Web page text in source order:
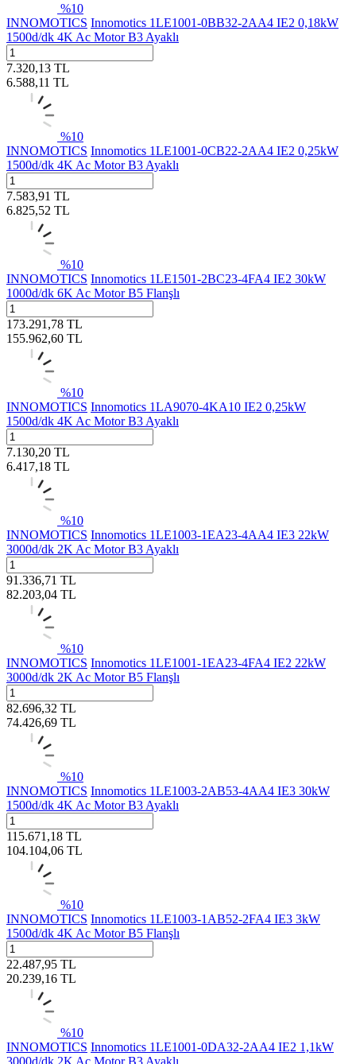
%10
INNOMOTICS Innomotics 1LE1001-0BB32-2AA4 IE2 0,18kW
1500d/dk 4K Ac Motor B3 Ayaklı
7.320,13 TL
6.588,11 TL
%10
INNOMOTICS Innomotics 1LE1001-0CB22-2AA4 IE2 0,25kW
1500d/dk 4K Ac Motor B3 Ayaklı
7.583,91 TL
6.825,52 TL
%10
INNOMOTICS Innomotics 1LE1501-2BC23-4FA4 IE2 30kW
1000d/dk 6K Ac Motor B5 Flanşlı
173.291,78 TL
155.962,60 TL
%10
INNOMOTICS Innomotics 1LA9070-4KA10 IE2 0,25kW
1500d/dk 4K Ac Motor B3 Ayaklı
7.130,20 TL
6.417,18 TL
%10
INNOMOTICS Innomotics 1LE1003-1EA23-4AA4 IE3 22kW
3000d/dk 2K Ac Motor B3 Ayaklı
91.336,71 TL
82.203,04 TL
%10
INNOMOTICS Innomotics 1LE1001-1EA23-4FA4 IE2 22kW
3000d/dk 2K Ac Motor B5 Flanşlı
82.696,32 TL
74.426,69 TL
%10
INNOMOTICS Innomotics 1LE1003-2AB53-4AA4 IE3 30kW
1500d/dk 4K Ac Motor B3 Ayaklı
115.671,18 TL
104.104,06 TL
%10
INNOMOTICS Innomotics 1LE1003-1AB52-2FA4 IE3 3kW
1500d/dk 4K Ac Motor B5 Flanşlı
22.487,95 TL
20.239,16 TL
%10
INNOMOTICS Innomotics 1LE1001-0DA32-2AA4 IE2 1,1kW
3000d/dk 2K Ac Motor B3 Ayaklı